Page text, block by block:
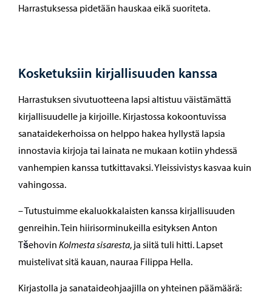
Harrastuksessa pidetään hauskaa eikä suoriteta.
Kosketuksiin kirjallisuuden kanssa
Harrastuksen sivutuotteena lapsi altistuu väistämättä
kirjallisuudelle ja kirjoille. Kirjastossa kokoontuvissa
sanataidekerhoissa on helppo hakea hyllystä lapsia
innostavia kirjoja tai lainata ne mukaan kotiin yhdessä
vanhempien kanssa tutkittavaksi. Yleissivistys kasvaa kuin
vahingossa.
– Tutustuimme ekaluokkalaisten kanssa kirjallisuuden
genreihin. Tein hiirisorminukeilla esityksen Anton
Tšehovin Kolmesta sisaresta, ja siitä tuli hitti. Lapset
muistelivat sitä kauan, nauraa Filippa Hella.
Kirjastolla ja sanataideohjaajilla on yhteinen päämäärä: